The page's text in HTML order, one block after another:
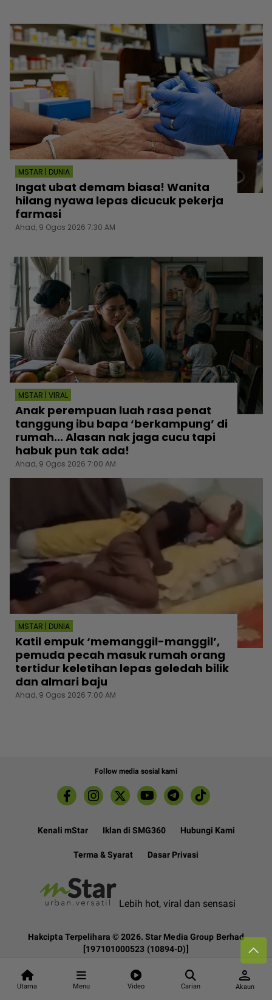
Utama Menu Video Carian
person
Akaun
MSTAR | DUNIA
Ingat ubat demam biasa! Wanita
hilang nyawa lepas dicucuk pekerja
farmasi
Ahad, 9 Ogos 2026 7:30 AM
MSTAR | VIRAL
Anak perempuan luah rasa penat
tanggung ibu bapa ‘berkampung’ di
rumah... Alasan nak jaga cucu tapi
habuk pun tak ada!
Ahad, 9 Ogos 2026 7:00 AM
MSTAR | DUNIA
Katil empuk ‘memanggil-manggil’,
pemuda pecah masuk rumah orang
tertidur keletihan lepas geledah bilik
dan almari baju
Ahad, 9 Ogos 2026 7:00 AM
Follow media sosial kami
Kenali mStar Iklan di SMG360 Hubungi Kami
Terma & Syarat Dasar Privasi
Lebih hot, viral dan sensasi
Hakcipta Terpelihara ©2026. Star Media Group Berhad
[197101000523 (10894-D)]